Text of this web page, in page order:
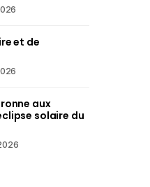
et de
aux
solaire du